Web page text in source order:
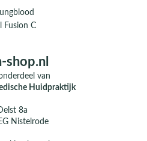
Fusion C
shop.nl
van
Huidpraktijk
8a
Nistelrode